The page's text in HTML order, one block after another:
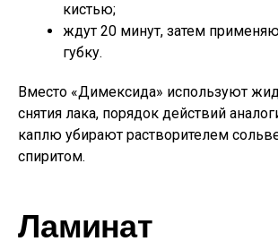
кистью;
ждут 20 минут, затем
губку.
Вместо «Димексида» используют
снятия лака, порядок действий
каплю убирают растворителем
спиритом.
Ламинат